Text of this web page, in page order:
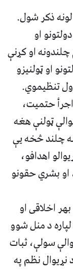
ذکر شول.
او
چلندونه او کړنې
او ټولنیزو
تنظیموي.
حتمیت،
ټولنې هغه
چلند څخه یې
اهدافو،
او بشري حقونو
اخلاقی او
د منل شوو
سولې، ثبات
نظم په